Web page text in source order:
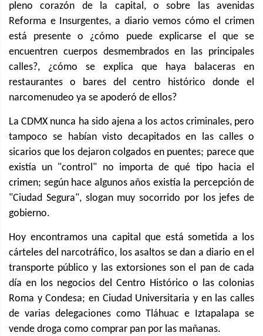
pleno corazón de la capital, o sobre las avenidas
Reforma e Insurgentes, a diario vemos cómo el crimen
está presente o ¿cómo puede explicarse el que se
encuentren cuerpos desmembrados en las principales
calles?, ¿cómo se explica que haya balaceras en
restaurantes o bares del centro histórico donde el
narcomenudeo ya se apoderó de ellos?
La CDMX nunca ha sido ajena a los actos criminales, pero
tampoco se habían visto decapitados en las calles o
sicarios que los dejaron colgados en puentes; parece que
existía un "control" no importa de qué tipo hacia el
crimen; según hace algunos años existía la percepción de
"Ciudad Segura", slogan muy socorrido por los jefes de
gobierno.
Hoy encontramos una capital que está sometida a los
cárteles del narcotráfico, los asaltos se dan a diario en el
transporte público y las extorsiones son el pan de cada
día en los negocios del Centro Histórico o las colonias
Roma y Condesa; en Ciudad Universitaria y en las calles
de varias delegaciones como Tláhuac e Iztapalapa se
vende droga como comprar pan por las mañanas.